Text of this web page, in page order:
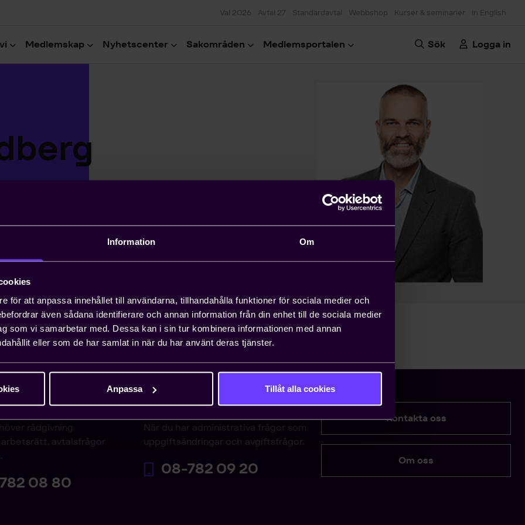
Information Om
för att anpassa innehållet till användarna, tillhandahålla funktioner för sociala medier och
även sådana identifierare och annan information från din enhet till de sociala medier
som vi samarbetar med. Dessa kan i sin tur kombinera informationen med annan
eller som de har samlat in när du har använt deras tjänster.
Anpassa Tillåt alla cookies
Val 2026 Avtal 27 Standardavtal Webbshop Kurser & seminarier In English
Medlemskap Nyhetscenter Sakområden Medlemsportalen Sök Logga in
rådgivning
arbetsrätt, avtalsfrågor
08 80
Medlemsservice
När du har administrativa frågor som
uppgiftsändringar och avgiftsfrågor.
08-782 09 20
Kontakta oss
Om oss